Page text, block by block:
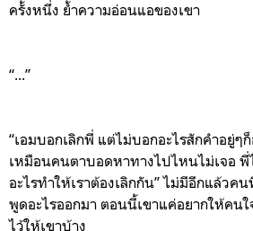
ครั้งหนึ่ง ย้ำความอ่อนแอของเขา
“...”
“เอมบอกเลิกพี่ แต่ไม่บอกอะไรสักคำอยู่ๆ
เหมือนคนตาบอดหาทางไปไหนไม่เจอ พี่
อะไรทำให้เราต้องเลิกกัน” ไม่มีอีกแล้วคน
พูดอะไรออกมา ตอนนี้เขาแค่อยากให้คน
ไว้ให้เขาบ้าง